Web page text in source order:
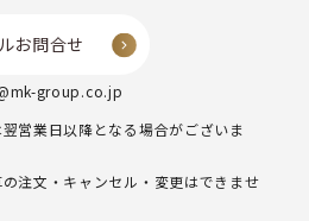
お問合せ
group.co.jp
営業日以降となる場合がございま
注文・キャンセル・変更はできませ